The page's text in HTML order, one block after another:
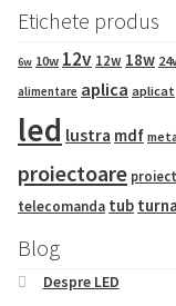
Etichete produs
6w 10w 12v 12w 18w
alimentare aplica aplicat
led lustra mdf
proiectoare
telecomanda tub
Blog
Despre LED